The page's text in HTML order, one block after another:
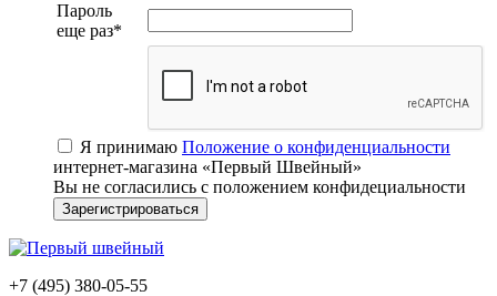
Пароль
еще раз*
Я принимаю Положение о конфиденциальности
интернет-магазина «Первый Швейный»
Вы не согласились с положением конфидециальности
+7 (495) 380-05-55